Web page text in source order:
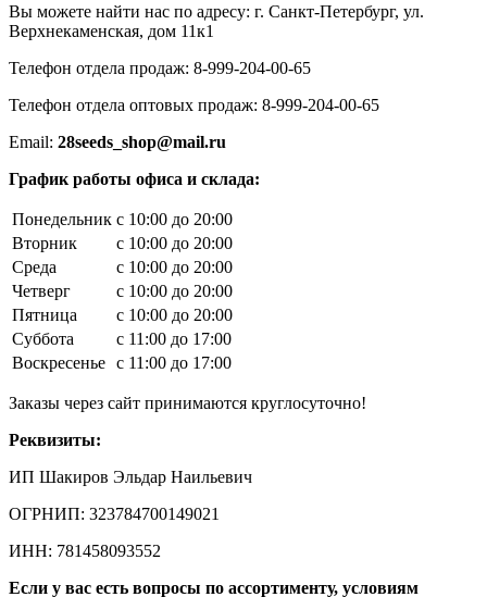
Вы можете найти нас по адресу: г. Санкт-Петербург, ул.
Верхнекаменская, дом 11к1
Телефон отдела продаж: 8-999-204-00-65
Телефон отдела оптовых продаж: 8-999-204-00-65
Email: 28seeds_shop@mail.ru
График работы офиса и склада:
Понедельник с 10:00 до 20:00
Вторник
с 10:00 до 20:00
Среда
с 10:00 до 20:00
Четверг
с 10:00 до 20:00
Пятница
с 10:00 до 20:00
Суббота
с 11:00 до 17:00
Воскресенье с 11:00 до 17:00
Заказы через сайт принимаются круглосуточно!
Реквизиты:
ИП Шакиров Эльдар Наильевич
ОГРНИП: 323784700149021
ИНН: 781458093552
Если у вас есть вопросы по ассортименту, условиям